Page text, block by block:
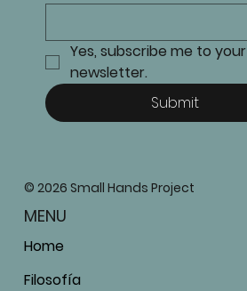
Yes, subscribe me to your
newsletter.
Submit
MENU
Home
Filosofía
© 2026 Small Hands Project